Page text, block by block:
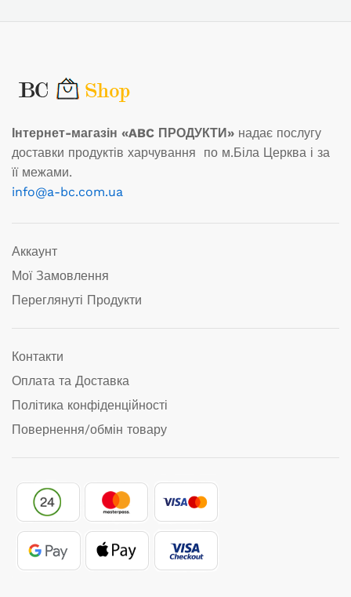
Інтернет-магазін «ABC ПРОДУКТИ» надає послугу
доставки продуктів харчування по м.Біла Церква і за
її межами.
info@a-bc.com.ua
Аккаунт
Мої Замовлення
Переглянуті Продукти
Контакти
Оплата та Доставка
Політика конфіденційності
Повернення/обмін товару